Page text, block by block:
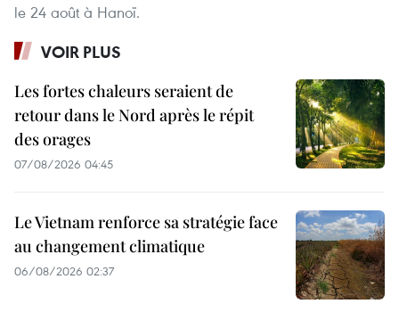
le 24 août à Hanoï.
VOIR PLUS
Les fortes chaleurs seraient de
retour dans le Nord après le répit
des orages
07/08/2026 04:45
Le Vietnam renforce sa stratégie face
au changement climatique
06/08/2026 02:37